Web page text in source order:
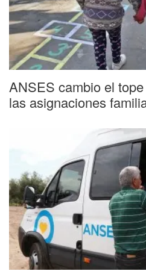
ANSES cambio el
las asignaciones